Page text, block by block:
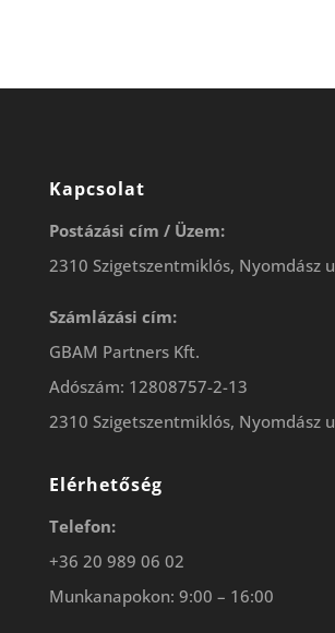
Kapcsolat
Postázási cím / Üzem:
2310 Szigetszentmiklós, Nyomdász
Számlázási cím:
GBAM Partners Kft.
Adószám: 12808757-2-13
2310 Szigetszentmiklós, Nyomdász
Elérhetőség
Telefon:
+36 20 989 06 02
Munkanapokon: 9:00 – 16:00